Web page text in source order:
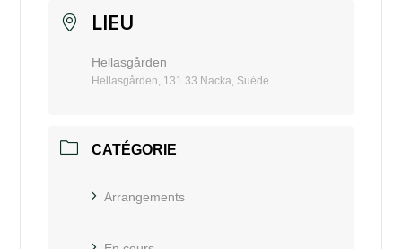
LIEU
Hellasgården
Hellasgården, 131 33 Nacka, Suède
CATÉGORIE
Arrangements